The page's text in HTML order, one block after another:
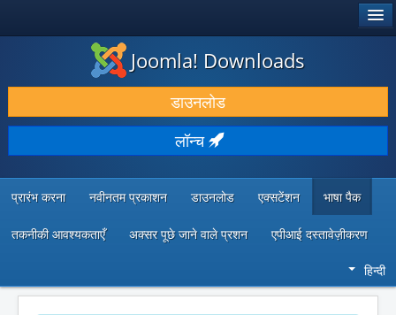
डाउनलोड करें और बढ़ाएं
खोजें और जानें
सामुदायिक समर्थन
डेवलपर संसाधन
Joomla! Downloads
डाउनलोड
लॉन्च
प्रारंभ करना नवीनतम प्रकाशन डाउनलोड एक्सटेंशन भाषा पैक
तकनीकी आवश्यकताएँ अक्सर पूछे जाने वाले प्रशन एपीआई दस्तावेज़ीकरण
हिन्दी